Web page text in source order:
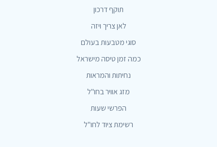
תוקף דרכון
לאן צריך ויזה
סוגי מטבעות בעולם
כמה זמן טיסה מישראל
נחיתות והמראות
מזג אוויר בחו"ל
הפרשי שעות
רשימת ציוד לחו"ל